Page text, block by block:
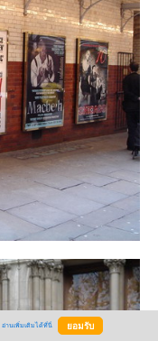
อ่านเพิ่มเติมได้ที่นี่